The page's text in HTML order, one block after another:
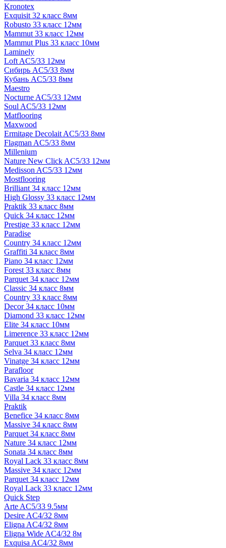
Kronotex
Exquisit 32 класс 8мм
Robusto 33 класс 12мм
Mammut 33 класс 12мм
Mammut Plus 33 класс 10мм
Laminely
Loft AC5/33 12мм
Сибирь AC5/33 8мм
Кубань AC5/33 8мм
Maestro
Nocturne AC5/33 12мм
Soul AC5/33 12мм
Matflooring
Maxwood
Ermitage Decolait AC5/33 8мм
Flagman AC5/33 8мм
Millenium
Nature New Click AC5/33 12мм
Medisson AC5/33 12мм
Mostflooring
Brilliant 34 класс 12мм
High Glossy 33 класс 12мм
Praktik 33 класс 8мм
Quick 34 класс 12мм
Prestige 33 класс 12мм
Paradise
Country 34 класс 12мм
Graffiti 34 класс 8мм
Piano 34 класс 12мм
Forest 33 класс 8мм
Parquet 34 класс 12мм
Classic 34 класс 8мм
Country 33 класс 8мм
Decor 34 класс 10мм
Diamond 33 класс 12мм
Elite 34 класс 10мм
Limerence 33 класс 12мм
Parquet 33 класс 8мм
Selva 34 класс 12мм
Vinatge 34 класс 12мм
Parafloor
Bavaria 34 класс 12мм
Castle 34 класс 12мм
Villa 34 класс 8мм
Praktik
Benefice 34 класс 8мм
Massive 34 класс 8мм
Parquet 34 класс 8мм
Nature 34 класс 12мм
Sonata 34 класс 8мм
Royal Lack 33 класс 8мм
Massive 34 класс 12мм
Parquet 34 класс 12мм
Royal Lack 33 класс 12мм
Quick Step
Arte AC5/33 9.5мм
Desire AC4/32 8мм
Eligna AC4/32 8мм
Eligna Wide AC4/32 8м
Exquisa AC4/32 8мм